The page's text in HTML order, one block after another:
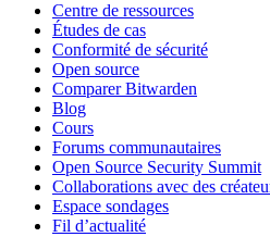
Centre de ressources
Études de cas
Conformité de sécurité
Open source
Comparer Bitwarden
Blog
Cours
Forums communautaires
Open Source Security Summit
Collaborations avec des
Espace sondages
Fil d’actualité